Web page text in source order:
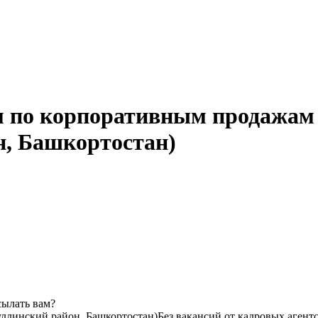
по корпоративным
Башкортостан)
вам?